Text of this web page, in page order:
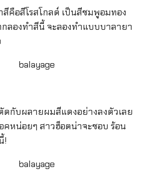
คือสีโรสโกลด์ เป็นสีชมพูอมทอง
กลองทำสีนี้ จะลองทำแบบบาลายา
กับผลายผมสีแดงอย่างลงตัวเลย
หน่อยๆ สาวฮ็อตน่าจะชอบ ร้อน
!